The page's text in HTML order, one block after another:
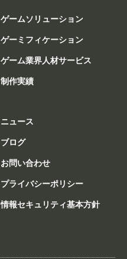
ゲームソリューション
ゲーミフィケーション
ゲーム業界人材サービス
制作実績
ニュース
ブログ
お問い合わせ
プライバシーポリシー
情報セキュリティ基本方針